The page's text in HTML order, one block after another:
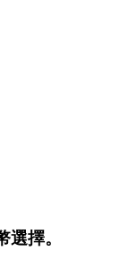
擇。